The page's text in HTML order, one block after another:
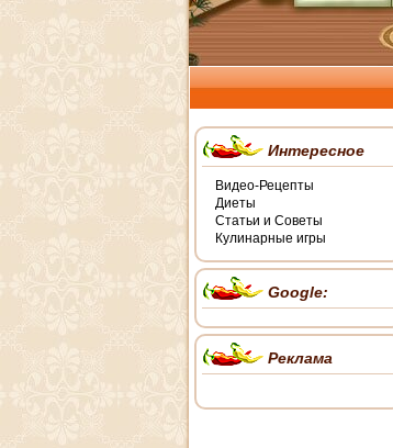
Интересное
Видео-Рецепты
Диеты
Статьи и Советы
Кулинарные игры
Google:
Реклама